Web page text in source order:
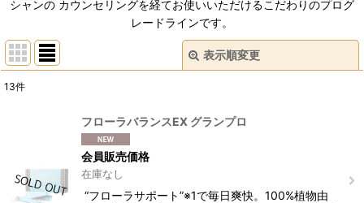
シャンの カウンセリングを経てお使いいただけるこだわりのプログ
レードラインです。
表示順変更
サブカテゴリ
13件
フローラバランスEX グランプロ
会員販売価格
在庫なし
“フローラサポート”※1で毎日爽快。100%植物由